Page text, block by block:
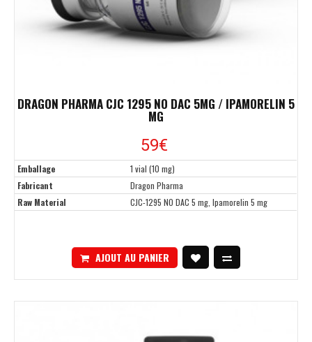
DRAGON PHARMA CJC 1295 NO DAC 5MG / IPAMORELIN 5
MG
59€
Emballage
1 vial (10 mg)
Fabricant
Dragon Pharma
Raw Material
CJC-1295 NO DAC 5 mg, Ipamorelin 5 mg
AJOUT AU PANIER